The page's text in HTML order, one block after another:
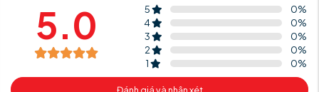
5.0 5 0%
4
0%
3
0%
2
0%
1
0%
Đánh giá và nhận xét